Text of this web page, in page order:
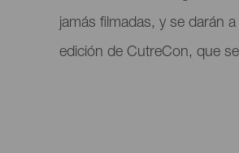
jamás filmadas, y se darán
edición de CutreCon, que